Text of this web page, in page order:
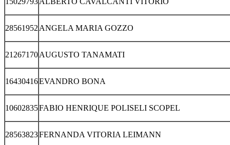
28561952 ANGELA MARIA GOZZO
21267170AUGUSTO TANAMATI
16430416EVANDRO BONA
10602835FABIO HENRIQUE POLISELI SCOPEL
28563823FERNANDA VITORIA LEIMANN